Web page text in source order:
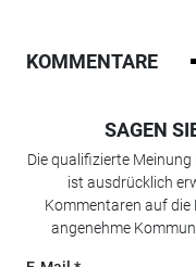
KOMMENTARE
SAGEN
Die qualifizierte
ist ausdrücklich
Kommentaren auf die
angenehme